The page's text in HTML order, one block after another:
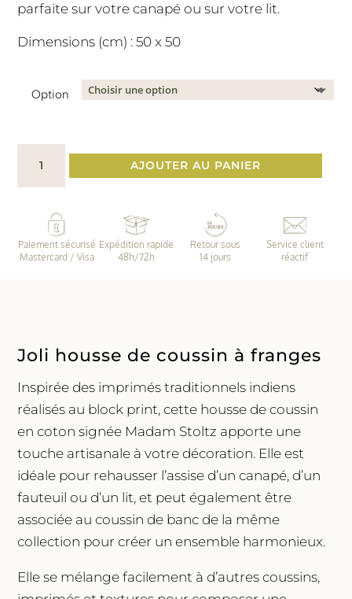
à
parfaite sur votre canapé ou sur votre lit.
Dimensions (cm) : 50 x 50
Option
Housse
coussin
•
Stoltz
AJOUTER AU PANIER
Paiement sécurisé
Mastercard / Visa
Expédition rapide
48h/72h
Retour sous
14 jours
Service client
réactif
Joli housse de coussin à franges
Inspirée des imprimés traditionnels indiens
réalisés au block print, cette housse de coussin
en coton signée Madam Stoltz apporte une
touche artisanale à votre décoration. Elle est
idéale pour rehausser l’assise d’un canapé, d’un
fauteuil ou d’un lit, et peut également être
associée au coussin de banc de la même
collection pour créer un ensemble harmonieux.
Elle se mélange facilement à d’autres coussins,